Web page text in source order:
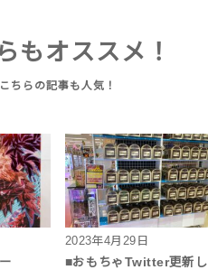
もオススメ！
2023年4月29日
■おもちゃTwitter更新し